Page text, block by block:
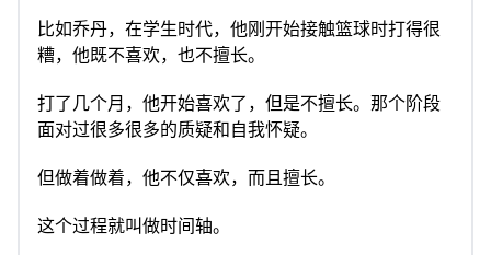
比如乔丹，在学生时代，他刚开始接触篮球时打得很
糟，他既不喜欢，也不擅长。
打了几个月，他开始喜欢了，但是不擅长。那个阶段
面对过很多很多的质疑和自我怀疑。
但做着做着，他不仅喜欢，而且擅长。
这个过程就叫做时间轴。